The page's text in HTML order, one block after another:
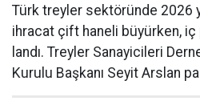
Türk treyler sektöründe 2026
ihracat çift haneli bü­yürken, iç
landı. Treyler Sanayicileri
Kurulu Başkanı Seyit Arslan